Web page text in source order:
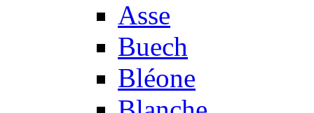
Asse
Buech
Bléone